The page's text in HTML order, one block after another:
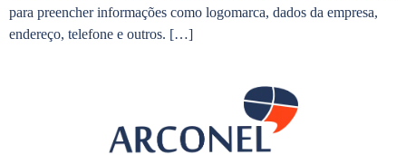
para preencher informações como logomarca, dados da empresa,
endereço, telefone e outros. […]